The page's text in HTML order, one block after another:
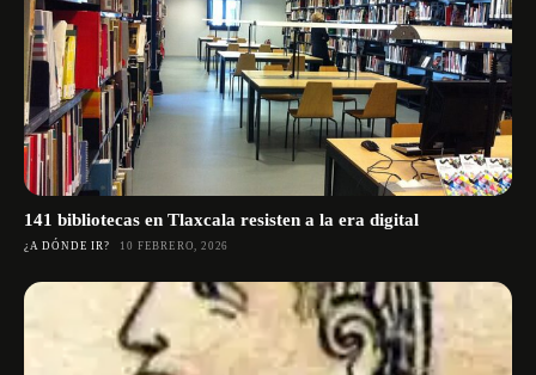
141 bibliotecas en Tlaxcala resisten a la era digital
¿A DÓNDE IR? 10 FEBRERO, 2026